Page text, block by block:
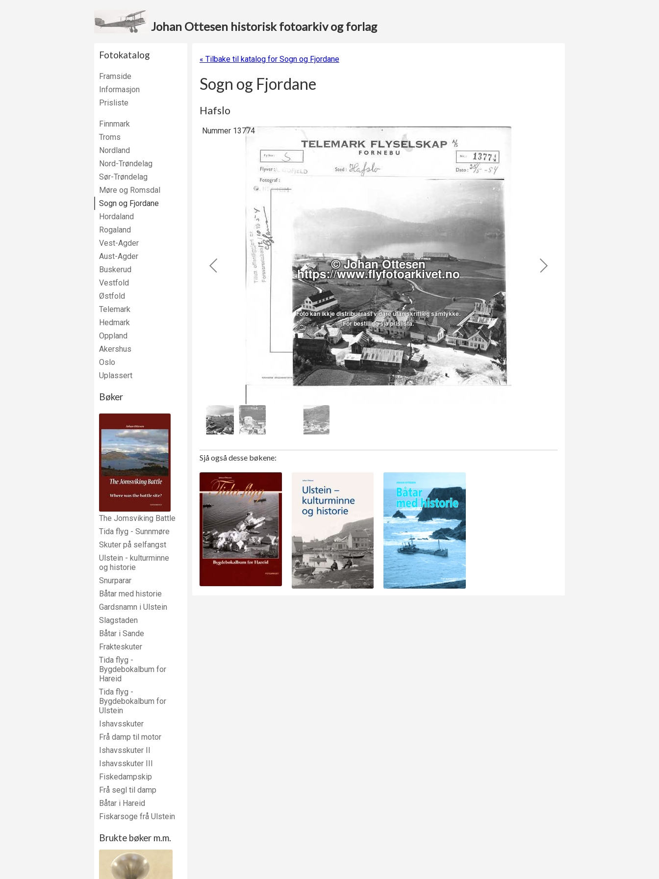
Johan Ottesen historisk fotoarkiv og forlag
Fotokatalog
Framside
Informasjon
Prisliste
Finnmark
Troms
Nordland
Nord-Trøndelag
Sør-Trøndelag
Møre og Romsdal
Sogn og Fjordane
Hordaland
Rogaland
Vest-Agder
Aust-Agder
Buskerud
Vestfold
Østfold
Telemark
Hedmark
Oppland
Akershus
Oslo
Uplassert
Bøker
The Jomsviking Battle
Tida flyg - Sunnmøre
Skuter på selfangst
Ulstein - kulturminne
og historie
Snurparar
Båtar med historie
Gardsnamn i Ulstein
Slagstaden
Båtar i Sande
Frakteskuter
Tida flyg -
Bygdebokalbum for
Hareid
Tida flyg -
Bygdebokalbum for
Ulstein
Ishavsskuter
Frå damp til motor
Ishavsskuter II
Ishavsskuter III
Fiskedampskip
Frå segl til damp
Båtar i Hareid
Fiskarsoge frå Ulstein
Brukte bøker m.m.
« Tilbake til katalog for Sogn og Fjordane
Sogn og Fjordane
Hafslo
Nummer 13774
Sjå også desse bøkene: